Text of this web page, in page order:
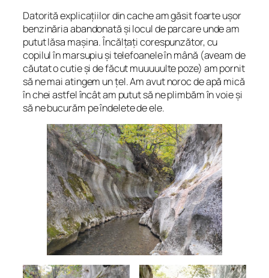
Datorită explicațiilor din cache am găsit foarte ușor
benzinăria abandonată și locul de parcare unde am
putut lăsa mașina. Încălțați corespunzător, cu
copilul în marsupiu și telefoanele în mână (aveam de
căutat o cutie și de făcut muuuuulte poze) am pornit
să ne mai atingem un țel. Am avut noroc de apă mică
în chei astfel încât am putut să ne plimbăm în voie și
să ne bucurăm pe îndelete de ele.